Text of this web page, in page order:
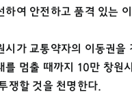
하여 안전하고 품격 있는
시가 교통약자의 이동권을
를 멈출 때까지 10만 창원
쟁할 것을 천명한다.